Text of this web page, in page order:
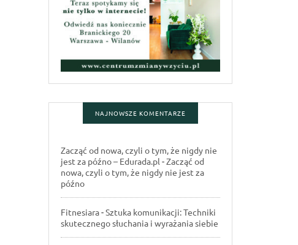
NAJNOWSZE KOMENTARZE
Zacząć od nowa, czyli o tym, że nigdy nie
jest za późno – Edurada.pl -Zacząć od
nowa, czyli o tym, że nigdy nie jest za
późno
Fitnesiara-Sztuka komunikacji: Techniki
skutecznego słuchania i wyrażania siebie